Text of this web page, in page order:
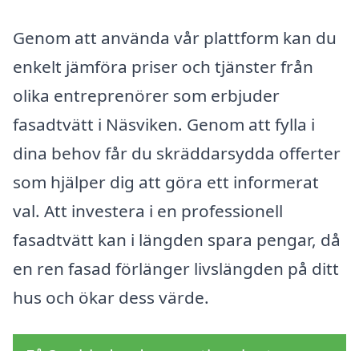
Genom att använda vår plattform kan du
enkelt jämföra priser och tjänster från
olika entreprenörer som erbjuder
fasadtvätt i Näsviken. Genom att fylla i
dina behov får du skräddarsydda offerter
som hjälper dig att göra ett informerat
val. Att investera i en professionell
fasadtvätt kan i längden spara pengar, då
en ren fasad förlänger livslängden på ditt
hus och ökar dess värde.